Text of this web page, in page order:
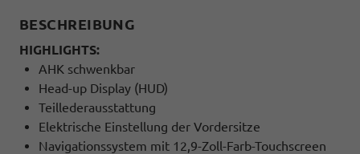
BESCHREIBUNG
HIGHLIGHTS:
AHK schwenkbar
Head-up Display (HUD)
Teillederausstattung
Elektrische Einstellung der Vordersitze
Navigationssystem mit 12,9-Zoll-Farb-Touchscreen